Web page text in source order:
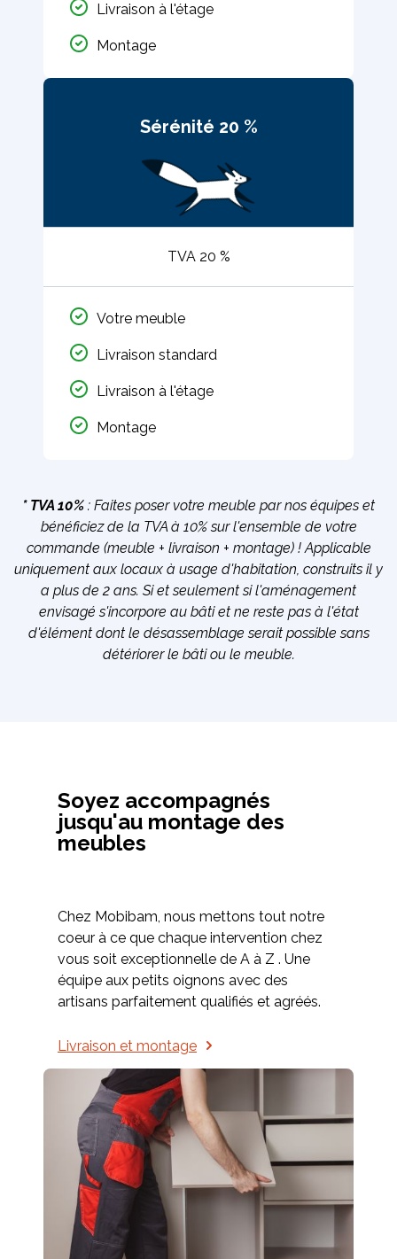
Livraison à l'étage
Montage
Sérénité 20 %
TVA 20 %
Votre meuble
Livraison standard
Livraison à l'étage
Montage
* TVA 10% : Faites poser votre meuble par nos équipes et
bénéficiez de la TVA à 10% sur l'ensemble de votre
commande (meuble + livraison + montage) ! Applicable
uniquement aux locaux à usage d'habitation, construits il y
a plus de 2 ans. Si et seulement si l'aménagement
envisagé s'incorpore au bâti et ne reste pas à l'état
d'élément dont le désassemblage serait possible sans
détériorer le bâti ou le meuble.
Soyez accompagnés
jusqu'au montage des
meubles
Chez Mobibam, nous mettons tout notre
coeur à ce que chaque intervention chez
vous soit exceptionnelle de A à Z . Une
équipe aux petits oignons avec des
artisans parfaitement qualifiés et agréés.
Livraison et montage